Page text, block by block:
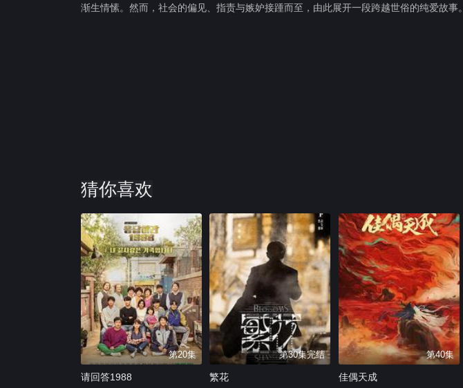
渐生情愫。然而，社会的偏见、指责与嫉妒接踵而至，由此展开一段跨越世俗的纯爱故事。
猜你喜欢
第20集
请回答1988
第30集完结
繁花
第40集
佳偶天成